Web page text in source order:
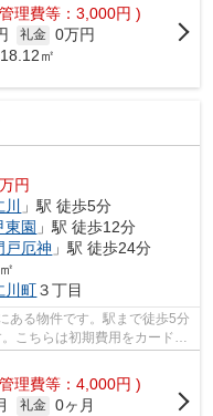
理費等：3,000円 )
礼金 0万円
㎡
万円
川 」駅 徒歩5分
東園 」駅 徒歩12分
戸厄神 」駅 徒歩24分
川町３丁目
る物件です。駅まで徒歩5分
こちらは初期費用をカードで
理費等：4,000円 )
礼金 0ヶ月